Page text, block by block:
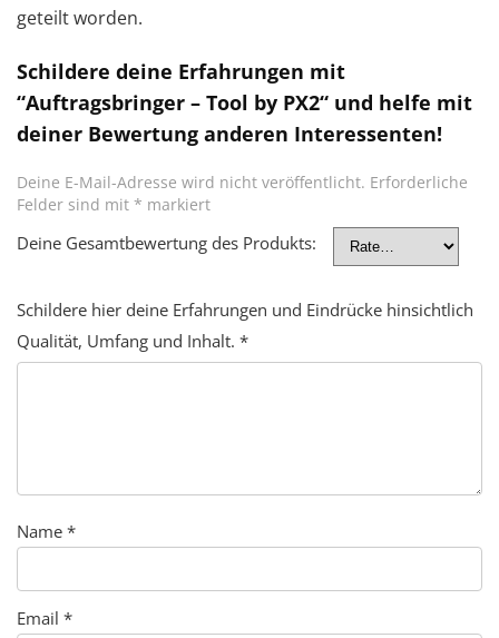
geteilt worden.
Schildere deine Erfahrungen mit
“Auftragsbringer – Tool by PX2“ und helfe mit
deiner Bewertung anderen Interessenten!
Deine E-Mail-Adresse wird nicht veröffentlicht. Erforderliche
Felder sind mit * markiert
Deine Gesamtbewertung des Produkts:
Schildere hier deine Erfahrungen und Eindrücke hinsichtlich
Qualität, Umfang und Inhalt. *
Name *
Email *